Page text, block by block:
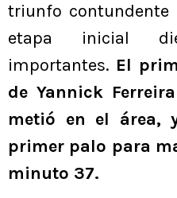
triunfo
etapa inicial
importantes. El
de Yannick
metió en el área,
primer palo para
minuto 37.